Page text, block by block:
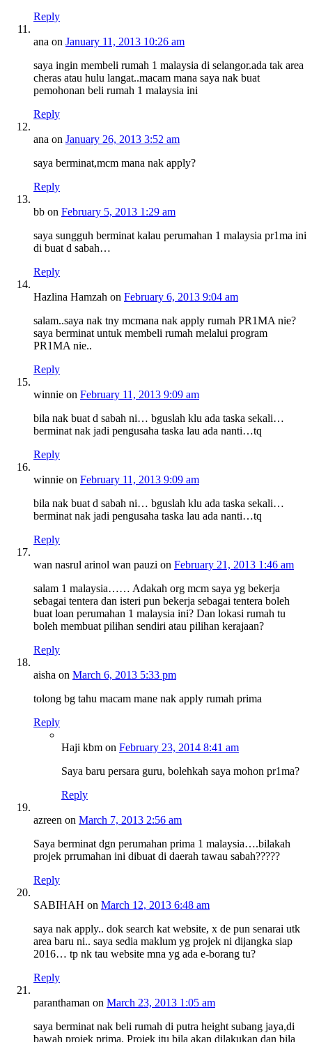
Reply
ana on January 11, 2013 10:26 am
saya ingin membeli rumah 1 malaysia di selangor.ada tak area
cheras atau hulu langat..macam mana saya nak buat
pemohonan beli rumah 1 malaysia ini
Reply
ana on January 26, 2013 3:52 am
saya berminat,mcm mana nak apply?
Reply
bb on February 5, 2013 1:29 am
saya sungguh berminat kalau perumahan 1 malaysia pr1ma ini
di buat d sabah…
Reply
Hazlina Hamzah on February 6, 2013 9:04 am
salam..saya nak tny mcmana nak apply rumah PR1MA nie?
saya berminat untuk membeli rumah melalui program
PR1MA nie..
Reply
winnie on February 11, 2013 9:09 am
bila nak buat d sabah ni… bguslah klu ada taska sekali…
berminat nak jadi pengusaha taska lau ada nanti…tq
Reply
winnie on February 11, 2013 9:09 am
bila nak buat d sabah ni… bguslah klu ada taska sekali…
berminat nak jadi pengusaha taska lau ada nanti…tq
Reply
wan nasrul arinol wan pauzi on February 21, 2013 1:46 am
salam 1 malaysia…… Adakah org mcm saya yg bekerja
sebagai tentera dan isteri pun bekerja sebagai tentera boleh
buat loan perumahan 1 malaysia ini? Dan lokasi rumah tu
boleh membuat pilihan sendiri atau pilihan kerajaan?
Reply
aisha on March 6, 2013 5:33 pm
tolong bg tahu macam mane nak apply rumah prima
Reply
Haji kbm on February 23, 2014 8:41 am
Saya baru persara guru, bolehkah saya mohon pr1ma?
Reply
azreen on March 7, 2013 2:56 am
Saya berminat dgn perumahan prima 1 malaysia….bilakah
projek prrumahan ini dibuat di daerah tawau sabah?????
Reply
SABIHAH on March 12, 2013 6:48 am
saya nak apply.. dok search kat website, x de pun senarai utk
area baru ni.. saya sedia maklum yg projek ni dijangka siap
2016… tp nk tau website mna yg ada e-borang tu?
Reply
paranthaman on March 23, 2013 1:05 am
saya berminat nak beli rumah di putra height subang jaya,di
bawah projek prima. Projek itu bila akan dilakukan dan bila